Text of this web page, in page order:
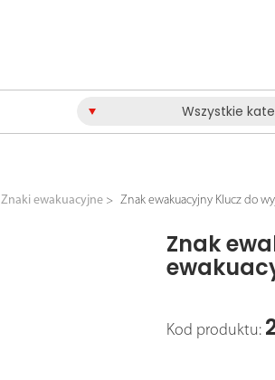
Wszystkie
Znaki ewakuacyjne Znak ewakuacyjny Klucz do
Znak
Kod produktu: